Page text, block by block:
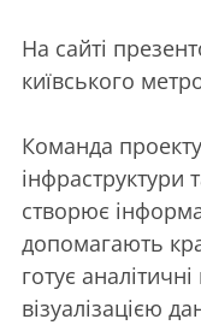
На сайті
київського
Команда
інфраструктури
створює
допомагають
готує
візуалізацією